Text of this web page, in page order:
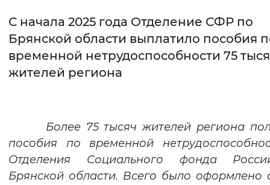
Без засечек
Интервал между буквами
Монохромный Инверсивный
Синий фон
С начала 2025 года Отделение СФР по
Брянской области выплатило пособия
временной нетрудоспособности 75
жителей региона
Более 75 тысяч жителей региона
пособия по временной
Отделения Социального фонда
Брянской области. Всего было оформлено